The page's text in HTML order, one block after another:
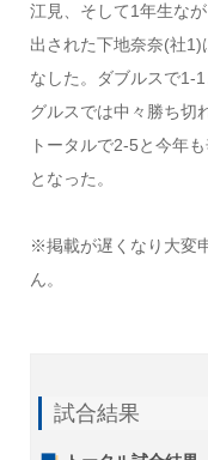
江見、そして1年生な
出された下地奈奈(社1)
なした。ダブルスで1-
グルスでは中々勝ち切
トータルで2-5と今年
となった。
※掲載が遅くなり大変
ん。
試合結果